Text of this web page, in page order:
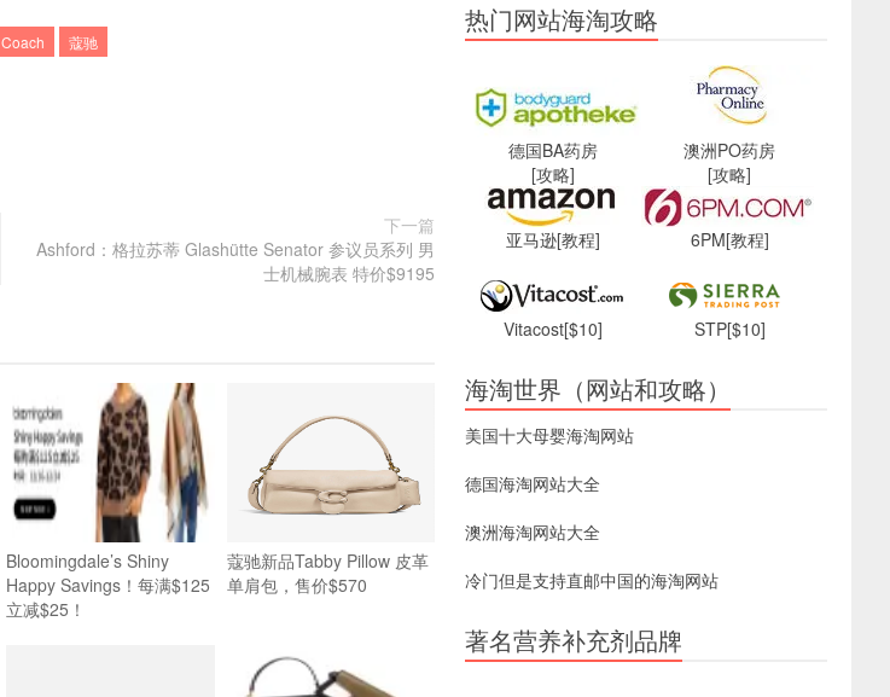
Coach 蔻驰
下一篇
Ashford：格拉苏蒂 Glashütte Senator 参议员系列 男
士机械腕表 特价$9195
Bloomingdale’s Shiny
Happy Savings！每满$125
立减$25！
蔻驰新品Tabby Pillow 皮革
单肩包，售价$570
热门网站海淘攻略
德国BA药房
[攻略]
澳洲PO药房
[攻略]
亚马逊[教程] 6PM[教程]
Vitacost[$10] STP[$10]
海淘世界（网站和攻略）
美国十大母婴海淘网站
德国海淘网站大全
澳洲海淘网站大全
冷门但是支持直邮中国的海淘网站
著名营养补充剂品牌